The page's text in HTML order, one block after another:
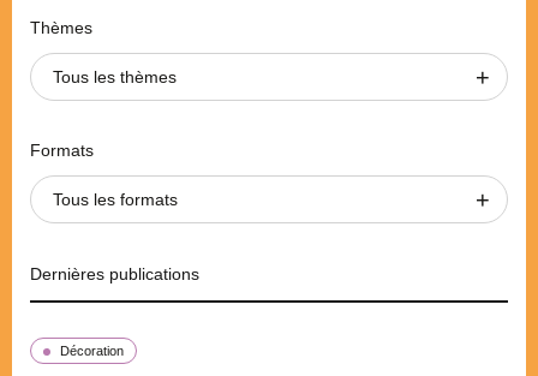
Thèmes
Tous les thèmes
Formats
Tous les formats
Dernières publications
Décoration